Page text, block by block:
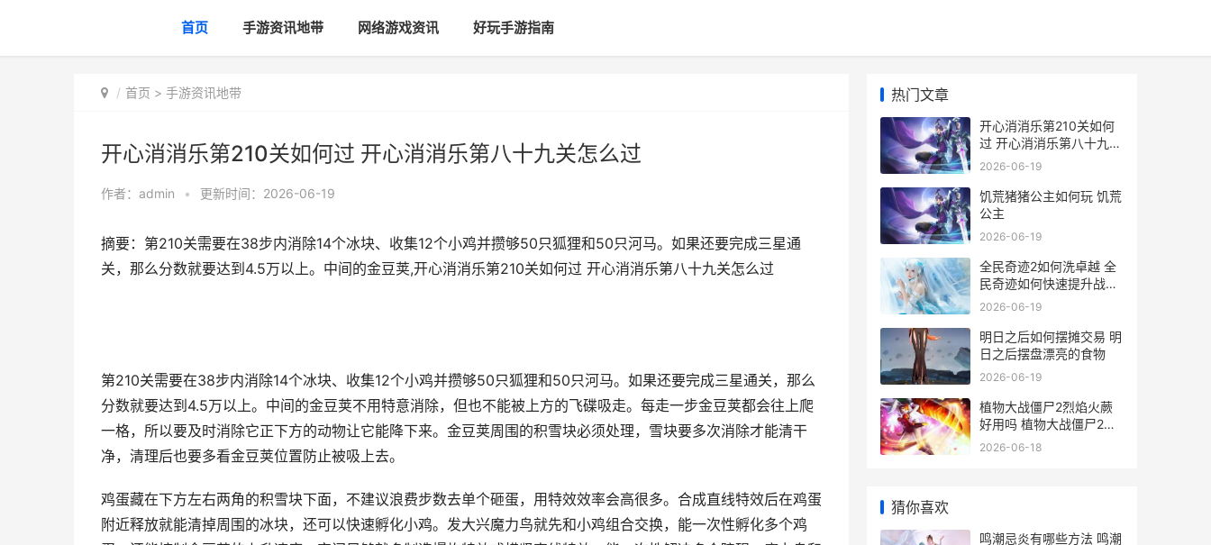
首页 手游资讯地带 网络游戏资讯 好玩手游指南
首页 > 手游资讯地带
开心消消乐第210关如何过 开心消消乐第八十九关怎么过
作者： admin • 更新时间：2026-06-19
摘要：第210关需要在38步内消除14个冰块、收集12个小鸡并攒够50只狐狸和50只河马。如果还要完成三星通
关，那么分数就要达到4.5万以上。中间的金豆荚,开心消消乐第210关如何过 开心消消乐第八十九关怎么过
第210关需要在38步内消除14个冰块、收集12个小鸡并攒够50只狐狸和50只河马。如果还要完成三星通关，那么
分数就要达到4.5万以上。中间的金豆荚不用特意消除，但也不能被上方的飞碟吸走。每走一步金豆荚都会往上爬
一格，所以要及时消除它正下方的动物让它能降下来。金豆荚周围的积雪块必须处理，雪块要多次消除才能清干
净，清理后也要多看金豆荚位置防止被吸上去。
鸡蛋藏在下方左右两角的积雪块下面，不建议浪费步数去单个砸蛋，用特效效率会高很多。合成直线特效后在鸡蛋
附近释放就能清掉周围的冰块，还可以快速孵化小鸡。发大兴魔力鸟就先和小鸡组合交换，能一次性孵化多个鸡
热门文章
开心消消乐第210关如何
过 开心消消乐第八十九关
怎么过
2026-06-19
饥荒猪猪公主如何玩 饥荒
公主
2026-06-19
全民奇迹2如何洗卓越 全
民奇迹如何快速提升战斗
力
2026-06-19
明日之后如何摆摊交易 明
日之后摆盘漂亮的食物
2026-06-19
植物大战僵尸2烈焰火蕨
好用吗 植物大战僵尸2破
解最新版本
2026-06-18
猜你喜欢
鸣潮忌炎有哪些方法 鸣潮